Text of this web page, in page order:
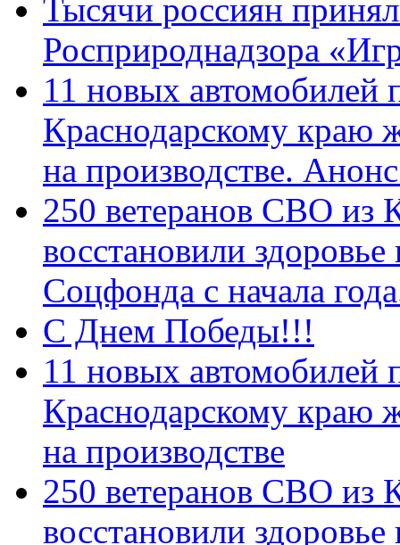
Тысячи россиян
Росприроднадзора
11 новых автомобилей
Краснодарскому краю
на производстве.
250 ветеранов СВО из
восстановили
Соцфонда с начала
С Днем Победы!!!
11 новых автомобилей
Краснодарскому краю
на производстве
250 ветеранов СВО из
восстановили